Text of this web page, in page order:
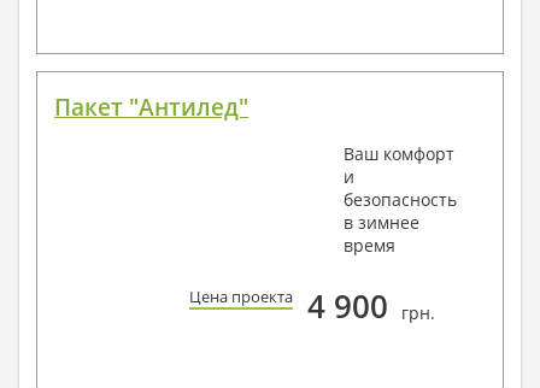
Пакет "Антилед"
Ваш комфорт
и
безопасность
в зимнее
время
Цена проекта 4 900 грн.